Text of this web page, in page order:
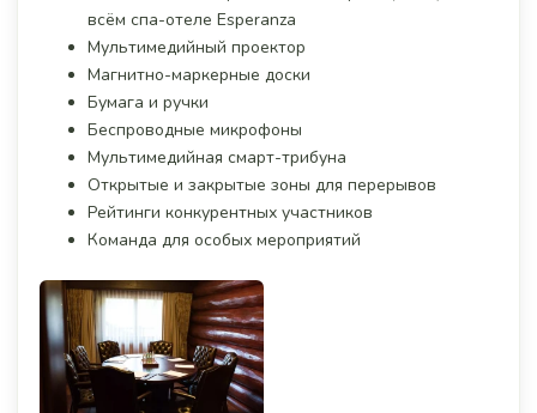
всём спа-отеле Esperanza
Мультимедийный проектор
Магнитно-маркерные доски
Бумага и ручки
Беспроводные микрофоны
Мультимедийная смарт-трибуна
Открытые и закрытые зоны для перерывов
Рейтинги конкурентных участников
Команда для особых мероприятий